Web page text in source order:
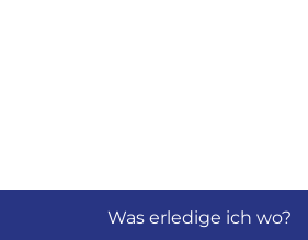
Was erledige ich wo?